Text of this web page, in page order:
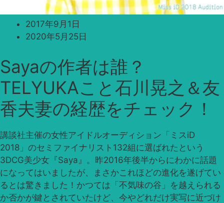
2017年9月1日
2020年5月25日
Sayaの作者は誰？
TELYUKAこと石川晃之＆友
香夫妻の経歴をチェック！
講談社主催の女性アイドルオーディション「ミスiD
2018」のセミファイナリスト132組に選ばれたという
3DCG美少女『Saya』。昨2016年後半からにわかに話題
になってはいましたが、まさかこれほどの進化を遂げてい
るとは驚きました！かつては「不気味の谷」を越えられる
か否かが鍵とされていたけど、今やどれだけ実写に近づけ